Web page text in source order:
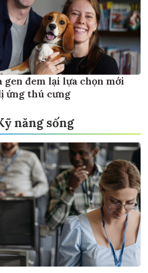
gen đem lại lựa chọn mới
ứng thú cưng
năng sống